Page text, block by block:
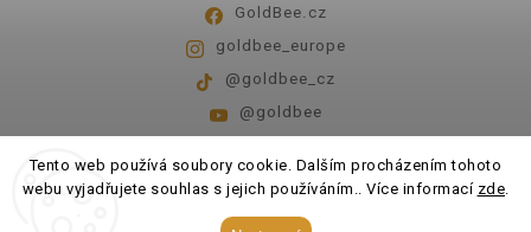
Tento web používá soubory cookie. Dalším procházením tohoto
webu vyjadřujete souhlas s jejich používáním.. Více informací zde.
GoldBee.cz
goldbee_europe
@goldbee_cz
@goldbee
Pondělí - pátek 8:00-14:00